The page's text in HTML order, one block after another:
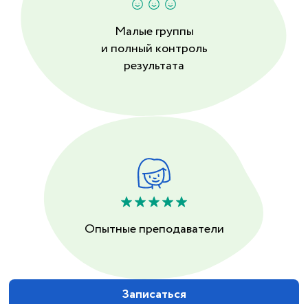
Малые группы
и полный контроль
результата
Опытные преподаватели
Записаться